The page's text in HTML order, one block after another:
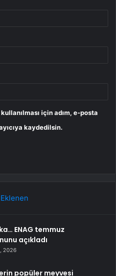
için adım, e-posta
kaydedilsin.
ENAG temmuz
açıkladı
2026
popüler meyvesi